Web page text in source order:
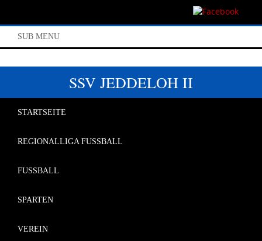
SUB MENU
SSV JEDDELOH II
STARTSEITE
REGIONALLIGA FUSSBALL
FUSSBALL
SPARTEN
VEREIN